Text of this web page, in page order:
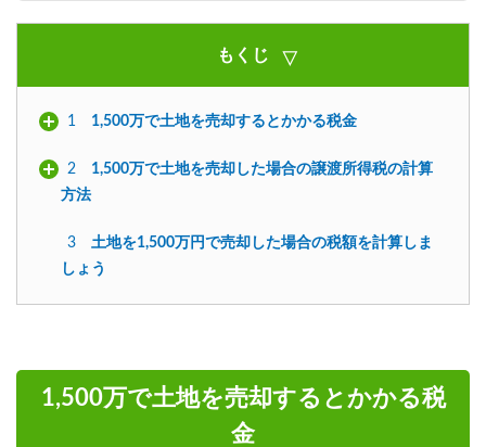
もくじ
1 1,500万で土地を売却するとかかる税金
2
1,500万で土地を売却した場合の譲渡所得税の計算
方法
3
土地を1,500万円で売却した場合の税額を計算しま
しょう
1,500万で土地を売却するとかかる税
金